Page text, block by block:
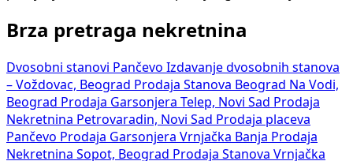
Brza pretraga nekretnina
Dvosobni stanovi Pančevo Izdavanje dvosobnih stanova
– Voždovac, Beograd Prodaja Stanova Beograd Na Vodi,
Beograd Prodaja Garsonjera Telep, Novi Sad Prodaja
Nekretnina Petrovaradin, Novi Sad Prodaja placeva
Pančevo Prodaja Garsonjera Vrnjačka Banja Prodaja
Nekretnina Sopot, Beograd Prodaja Stanova Vrnjačka